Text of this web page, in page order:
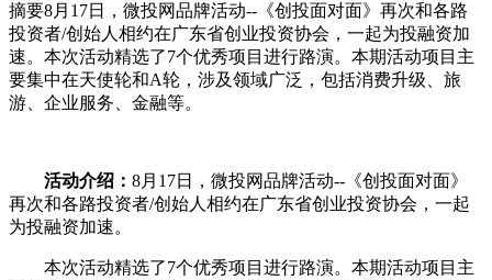
摘要8月17日，微投网品牌活动--《创投面对面》再次和各路
投资者/创始人相约在广东省创业投资协会，一起为投融资加
速。本次活动精选了7个优秀项目进行路演。本期活动项目主
要集中在天使轮和A轮，涉及领域广泛，包括消费升级、旅
游、企业服务、金融等。
活动介绍： 8月17日，微投网品牌活动--《创投面对面》
再次和各路投资者/创始人相约在广东省创业投资协会，一起
为投融资加速。
本次活动精选了7个优秀项目进行路演。本期活动项目主